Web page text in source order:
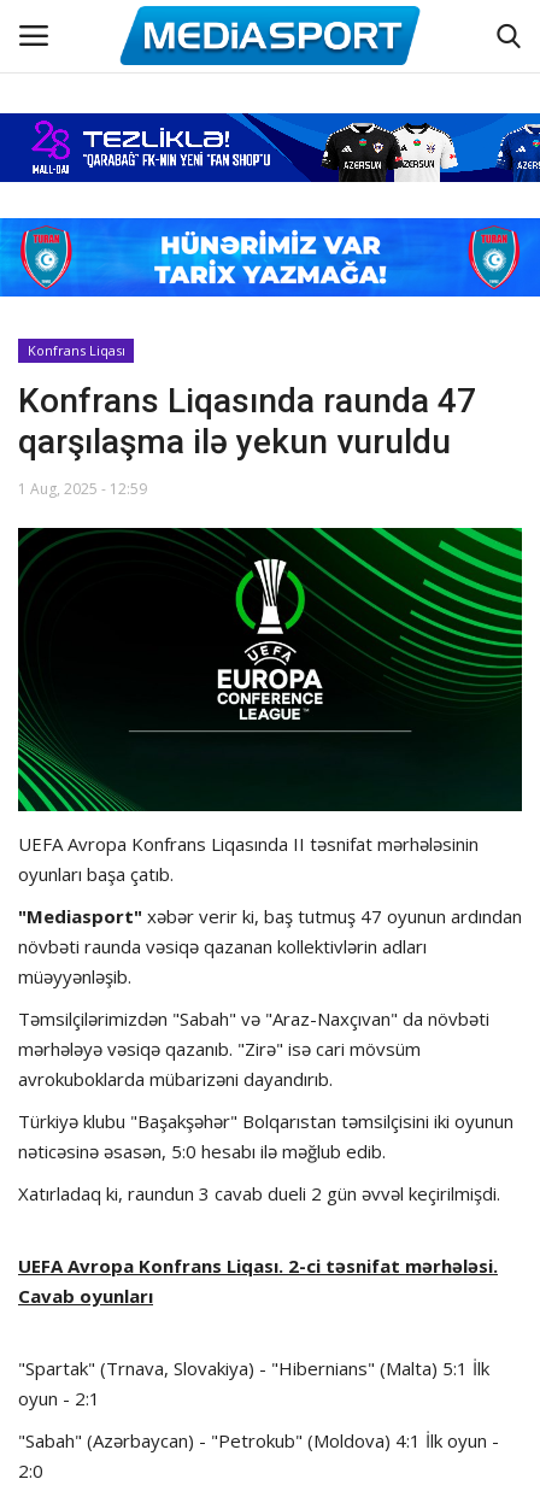
Əsas
Azərbaycan futbolu
Maraqlı
Əlaqə
Haqqımızda
Dünya futbolu
Hadisə
Layihə
Formula 1
İdman növləri
Konfrans Liqası
Konfrans Liqasında raunda 47
qarşılaşma ilə yekun vuruldu
1 Aug, 2025 - 12:59
UEFA Avropa Konfrans Liqasında II təsnifat mərhələsinin
oyunları başa çatıb.
"Mediasport" xəbər verir ki, baş tutmuş 47 oyunun ardından
növbəti raunda vəsiqə qazanan kollektivlərin adları
müəyyənləşib.
Təmsilçilərimizdən "Sabah" və "Araz-Naxçıvan" da növbəti
mərhələyə vəsiqə qazanıb. "Zirə" isə cari mövsüm
avrokuboklarda mübarizəni dayandırıb.
Türkiyə klubu "Başakşəhər" Bolqarıstan təmsilçisini iki oyunun
nəticəsinə əsasən, 5:0 hesabı ilə məğlub edib.
Xatırladaq ki, raundun 3 cavab dueli 2 gün əvvəl keçirilmişdi.
UEFA Avropa Konfrans Liqası. 2-ci təsnifat mərhələsi.
Cavab oyunları
"Spartak" (Trnava, Slovakiya) - "Hibernians" (Malta) 5:1 İlk
oyun - 2:1
"Sabah" (Azərbaycan) - "Petrokub" (Moldova) 4:1 İlk oyun -
2:0